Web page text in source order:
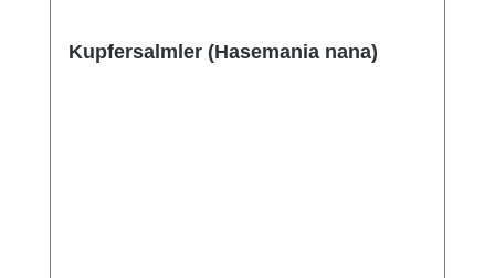
Kupfersalmler (Hasemania nana)